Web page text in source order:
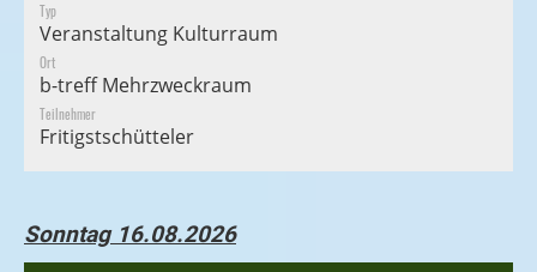
Typ
Veranstaltung Kulturraum
Ort
b-treff Mehrzweckraum
Teilnehmer
Fritigstschütteler
Sonntag 16.08.2026